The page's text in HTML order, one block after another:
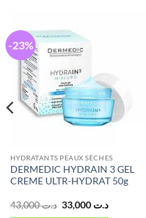
-23%
HYDRATANTS PEAUX SÈCHES
DERMEDIC HYDRAIN 3 GEL
CREME ULTR-HYDRAT 50g
د.ت43,000
Le
prix
د.ت 33,000
Le